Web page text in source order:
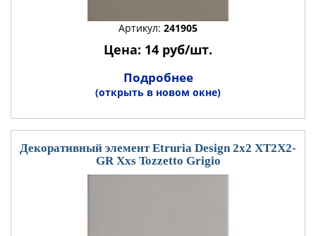
Артикул: 241905
Цена: 14 руб/шт.
Подробнее
(открыть в новом окне)
Декоративный элемент Etruria Design 2x2 XT2X2-
GR Xxs Tozzetto Grigio